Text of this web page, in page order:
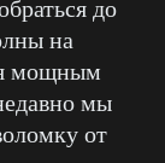
до
на
мощным
мы
от